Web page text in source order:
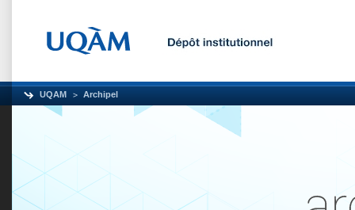
UQAM Archipel